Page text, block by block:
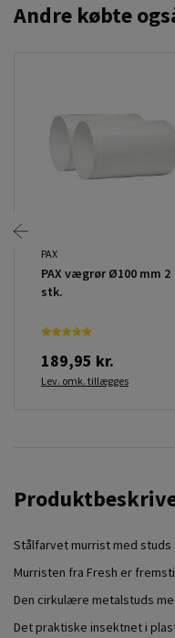
Andre købte
PAX
PAX vægrør Ø100 mm 2
stk.
189,95 kr.
Lev. omk. tillægges
Stålfarvet murrist med
Murristen fra Fresh er
Den cirkulære metalstuds
Det praktiske insektnet i